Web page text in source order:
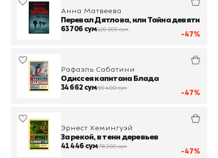
-47%
Анна Матвеева
Перевал Дятлова, или Тайна девяти
63 706 сум120 200 сум
-47%
Рафаэль Сабатини
Одиссея капитана Блада
34 662 сум65 400 сум
-47%
Эрнест Хемингуэй
За рекой, в тени деревьев
41 446 сум78 200 сум